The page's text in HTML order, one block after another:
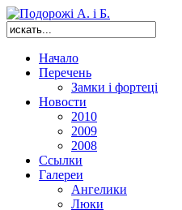
Начало
Перечень
Замки і фортеці
Новости
2010
2009
2008
Ссылки
Галереи
Ангелики
Люки